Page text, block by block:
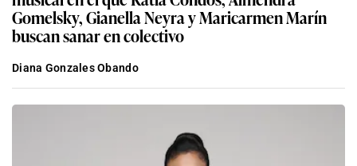
Gomelsky, Gianella Neyra y Maricarmen Marín
buscan sanar en colectivo
Diana Gonzales Obando